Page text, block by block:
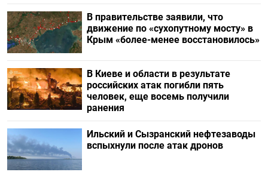
В правительстве заявили, что
движение по «сухопутному мосту» в
Крым «более-менее восстановилось»
В Киеве и области в результате
российских атак погибли пять
человек, еще восемь получили
ранения
Ильский и Сызранский нефтезаводы
вспыхнули после атак дронов